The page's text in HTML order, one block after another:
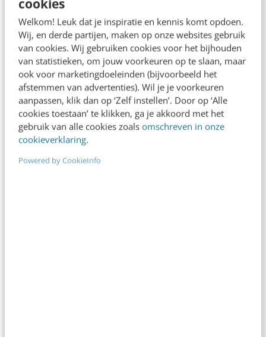
cookies
Welkom! Leuk dat je inspiratie en kennis komt opdoen.
Wij, en derde partijen, maken op onze websites gebruik
van cookies. Wij gebruiken cookies voor het bijhouden
van statistieken, om jouw voorkeuren op te slaan, maar
ook voor marketingdoeleinden (bijvoorbeeld het
afstemmen van advertenties). Wil je je voorkeuren
aanpassen, klik dan op ‘Zelf instellen’. Door op ‘Alle
cookies toestaan’ te klikken, ga je akkoord met het
gebruik van alle cookies zoals omschreven in onze
cookieverklaring.
Powered by CookieInfo
00:00